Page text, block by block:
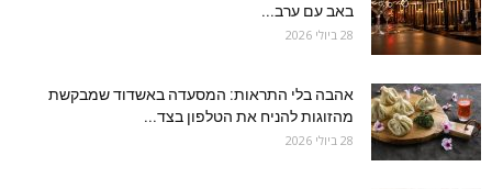
באב עם ערב...
28 ביולי 2026
אהבה בלי התראות: המסעדה באשדוד שמבקשת
מהזוגות להניח את הטלפון בצד...
28 ביולי 2026